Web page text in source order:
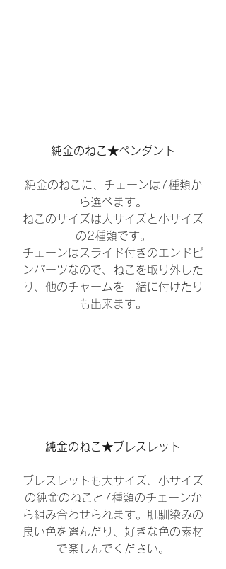
純金のねこ★ペンダント
純金のねこに、チェーンは7種類か
ら選べます。
ねこのサイズは大サイズと小サイズ
の2種類です。
チェーンはスライド付きのエンドピ
ンパーツなので、ねこを取り外した
り、他のチャームを一緒に付けたり
も出来ます。
純金のねこ★ブレスレット
ブレスレットも大サイズ、小サイズ
の純金のねこと7種類のチェーンか
ら組み合わせられます。肌馴染みの
良い色を選んだり、好きな色の素材
で楽しんでください。